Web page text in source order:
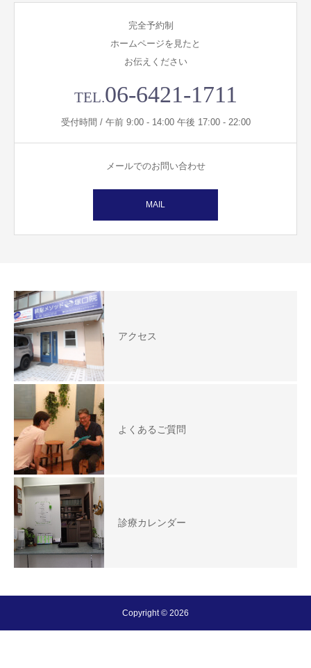
完全予約制
ホームページを見たと
お伝えください
TEL.06-6421-1711
受付時間 / 午前 9:00 - 14:00 午後 17:00 - 22:00
メールでのお問い合わせ
MAIL
アクセス
よくあるご質問
診療カレンダー
Copyright © 2026